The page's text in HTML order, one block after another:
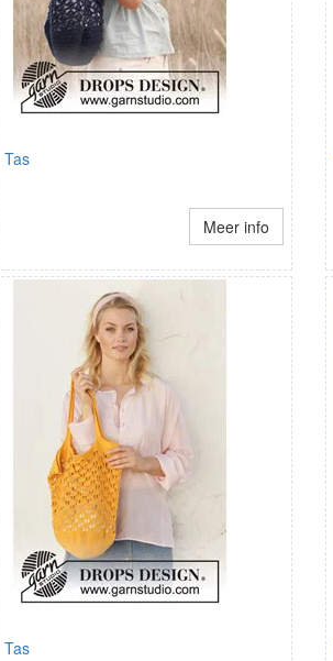
Tas
Meer info
Tas